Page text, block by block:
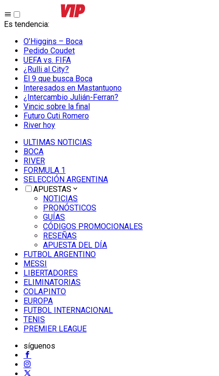
Es tendencia:
O’Higgins – Boca
Pedido Coudet
UEFA vs. FIFA
¿Rulli al City?
El 9 que busca Boca
Interesados en Mastantuono
¿Intercambio Julián-Ferran?
Vincic sobre la final
Futuro Cuti Romero
River hoy
ULTIMAS NOTICIAS
BOCA
RIVER
FORMULA 1
SELECCIÓN ARGENTINA
APUESTAS
NOTICIAS
PRONÓSTICOS
GUÍAS
CÓDIGOS PROMOCIONALES
RESEÑAS
APUESTA DEL DÍA
FUTBOL ARGENTINO
MESSI
LIBERTADORES
ELIMINATORIAS
COLAPINTO
EUROPA
FUTBOL INTERNACIONAL
TENIS
PREMIER LEAGUE
síguenos